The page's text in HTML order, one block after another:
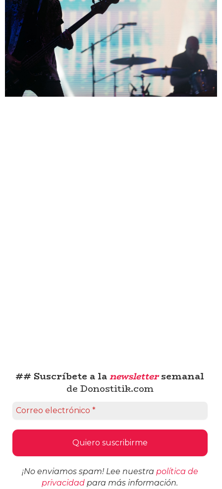
## Suscríbete a lanewslettersemanal
de Donostitik.com
¡No enviamos spam! Lee nuestra política de
privacidad para más información.